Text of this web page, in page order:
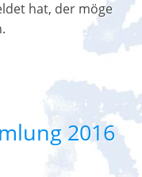
hat, der möge
2016